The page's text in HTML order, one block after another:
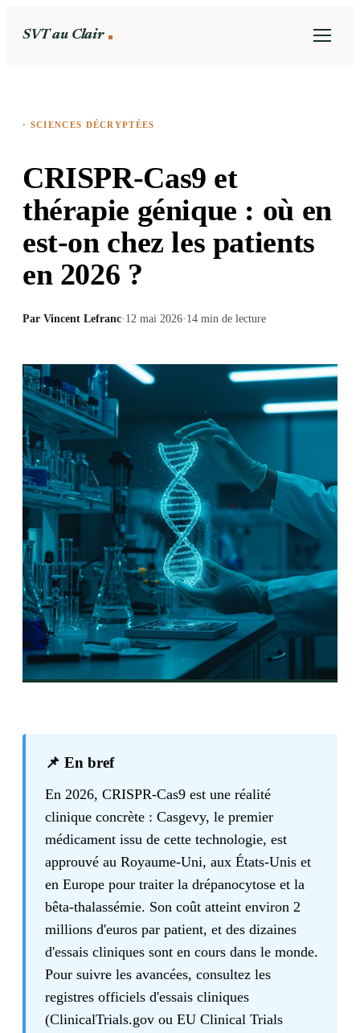
SVT au Clair
· SCIENCES DÉCRYPTÉES
CRISPR-Cas9 et
thérapie génique : où en
est-on chez les patients
en 2026 ?
Par Vincent Lefranc· 12 mai 2026· 14 min de lecture
📌 En bref
En 2026, CRISPR-Cas9 est une réalité
clinique concrète : Casgevy, le premier
médicament issu de cette technologie, est
approuvé au Royaume-Uni, aux États-Unis et
en Europe pour traiter la drépanocytose et la
bêta-thalassémie. Son coût atteint environ 2
millions d'euros par patient, et des dizaines
d'essais cliniques sont en cours dans le monde.
Pour suivre les avancées, consultez les
registres officiels d'essais cliniques
(ClinicalTrials.gov ou EU Clinical Trials